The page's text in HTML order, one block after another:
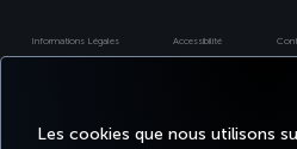
Les cookies que nous utilisons
Informations Légales Accessibilité
Accessibility Plan and Feedback Process (Canada)